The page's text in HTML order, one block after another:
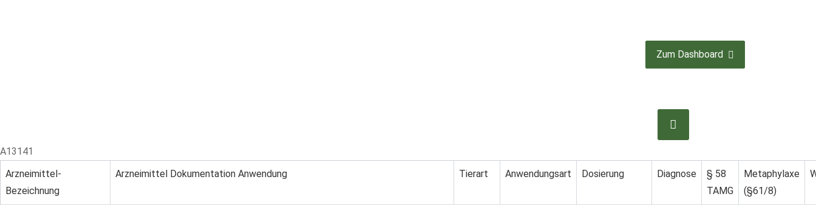
Zum Dashboard
A13141
Arzneimittel-
Bezeichnung
Arzneimittel Dokumentation Anwendung Tierart Anwendungsart Dosierung Diagnose
§ 58
TAMG
Metaphylaxe
(§61/8)